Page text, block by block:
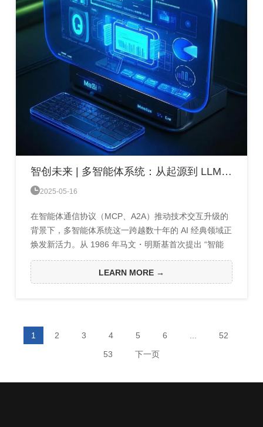
智创未来 | 多智能体系统：从起源到 LLM 赋能，未来还有多少可能？
2025-05-16
在智能体通信协议（MCP、A2A）推动技术交互升级的
背景下，多智能体系统这一跨越数十年的 AI 经典领域正
焕发新活力。从 1986 年马文・明斯基首次提出 “智能
体” 概念，到 1995 年国际会议确立独立研究地位，其发
展始终交织着数学、控制、社会学等多学科智慧。如
今，大语言模型（LLM）赋予智能体端到端生成能力与
战，这一...
LEARN MORE →
1 2 3 4 5 6 ...
52
53
下一页